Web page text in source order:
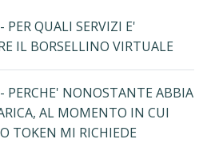
PER QUALI SERVIZI E'
IL BORSELLINO VIRTUALE
PERCHE' NONOSTANTE ABBIA
AL MOMENTO IN CUI
TOKEN MI RICHIEDE